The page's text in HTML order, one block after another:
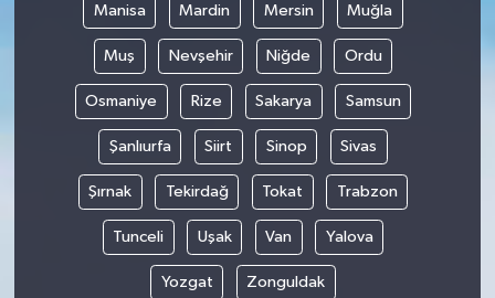
Manisa Mardin Mersin Muğla
Muş Nevşehir Niğde Ordu
Osmaniye Rize Sakarya Samsun
Şanlıurfa Siirt Sinop Sivas
Şırnak Tekirdağ Tokat Trabzon
Tunceli Uşak Van Yalova
Yozgat Zonguldak